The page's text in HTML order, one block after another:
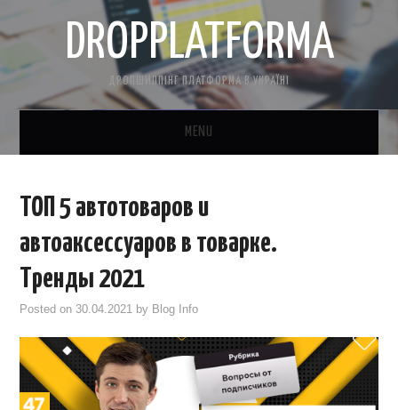
DROPPLATFORMA
ДРОПШИППІНГ ПЛАТФОРМА В УКРАЇНІ
MENU
КОНТАКТНА ІНФОРМАЦІЯ
САЙТ БЕЗКОШТОВНО
CRM ДЛЯ ТОВАРКИ
ТОП 5 автотоваров и
автоаксессуаров в товарке.
Тренды 2021
Posted on 30.04.2021 by Blog Info